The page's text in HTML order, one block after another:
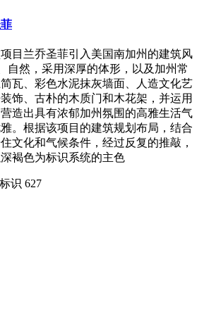
目兰乔圣菲引入美国南加州的建筑风
自然，采用深厚的体形，以及加州常
瓦、彩色水泥抹灰墙面、人造文化艺
饰、古朴的木质门和木花架，并运用
造出具有浓郁加州氛围的高雅生活气
。根据该项目的建筑规划布局，结合
文化和气候条件，经过反复的推敲，
褐色为标识系统的主色
识 627